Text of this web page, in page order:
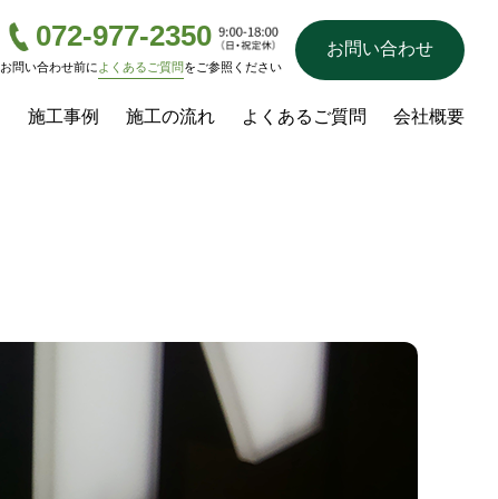
072-977-2350
お問い合わせ前に よくあるご質問をご参照ください
お問い合わせ
施工事例 施工の流れ よくあるご質問 会社概要